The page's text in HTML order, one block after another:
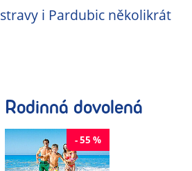
i Pardubic několikrát
Rodinná dovolená
-55 %